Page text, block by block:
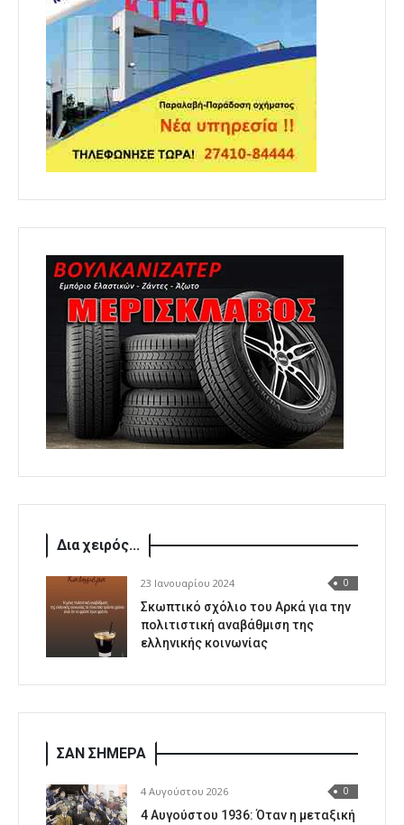
Δια χειρός...
23 Ιανουαρίου 2024 0
Σκωπτικό σχόλιο του Αρκά για την
πολιτιστική αναβάθμιση της
ελληνικής κοινωνίας
ΣΑΝ ΣΗΜΕΡΑ
4 Αυγούστου 2026 0
4 Αυγούστου 1936: Όταν η μεταξική